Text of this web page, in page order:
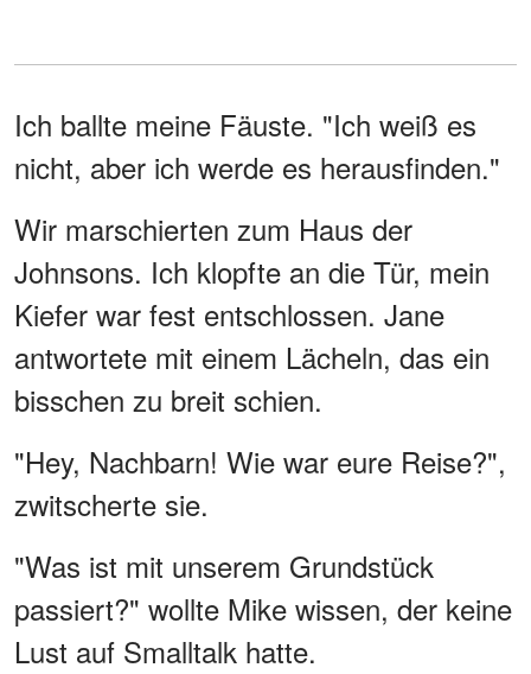
Ich ballte meine Fäuste. "Ich weiß es
nicht, aber ich werde es herausfinden."
Wir marschierten zum Haus der
Johnsons. Ich klopfte an die Tür, mein
Kiefer war fest entschlossen. Jane
antwortete mit einem Lächeln, das ein
bisschen zu breit schien.
"Hey, Nachbarn! Wie war eure Reise?",
zwitscherte sie.
"Was ist mit unserem Grundstück
passiert?" wollte Mike wissen, der keine
Lust auf Smalltalk hatte.